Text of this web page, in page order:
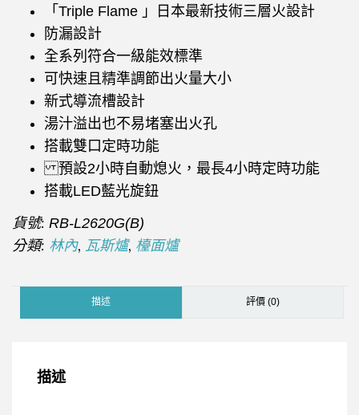
「Triple Flame 」日本最新技術三層火設計
防漏設計
全系列符合一級能效標準
可快速且精準調節出火量大小
新式導流槽設計
湯汁溢出也不易堵塞出火孔
搭載雙口定時功能
預設2小時自動熄火，最長4小時定時功能
搭載LED藍光旋鈕
貨號: RB-L2620G(B)
分類: 林內, 瓦斯爐, 檯面爐
描述 評價 (0)
描述